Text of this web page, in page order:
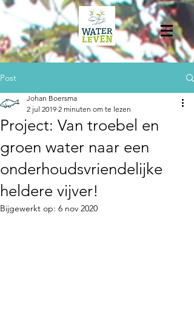
Post
Project: Van troebel en
groen water naar een
onderhoudsvriendelijke
heldere vijver!
Johan Boersma
2 jul 2019 2 minuten om te lezen
Bijgewerkt op: 6 nov 2020